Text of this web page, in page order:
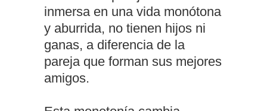
inmersa en una vida monótona
y aburrida, no tienen hijos ni
ganas, a diferencia de la
pareja que forman sus mejores
amigos.